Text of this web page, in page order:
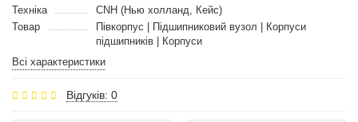
Техніка
CNH (Нью холланд, Кейс)
Товар
Півкорпус | Підшипниковий вузол | Корпуси
підшипників | Корпуси
Всі характеристики
Відгуків: 0